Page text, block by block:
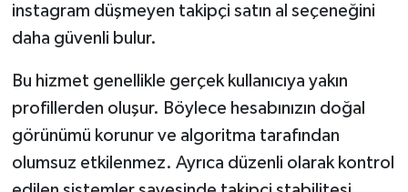
instagram düşmeyen takipçi satın al seçeneğini
daha güvenli bulur.
Bu hizmet genellikle gerçek kullanıcıya yakın
profillerden oluşur. Böylece hesabınızın doğal
görünümü korunur ve algoritma tarafından
olumsuz etkilenmez. Ayrıca düzenli olarak kontrol